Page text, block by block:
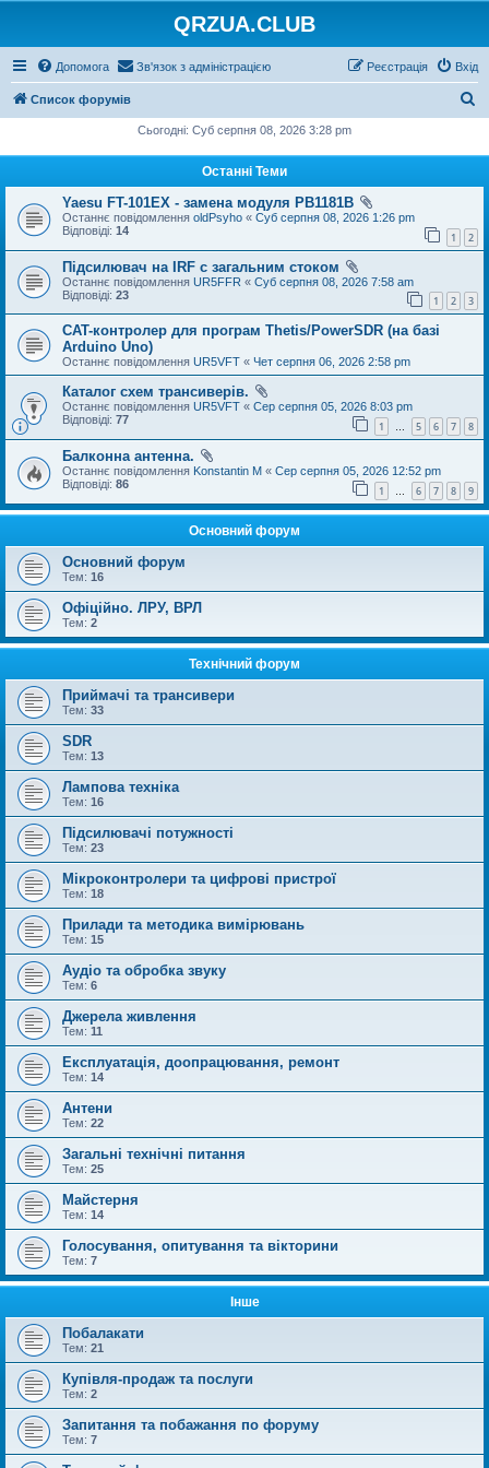
QRZUA.CLUB
Допомога Зв'язок з адміністрацією Вхід
Реєстрація
Список форумів
Сьогодні: Суб серпня 08, 2026 3:28 pm
Останні Теми
Yaesu FT-101EX - замена модуля PB1181B
Останнє повідомлення oldPsyho « Суб серпня 08, 2026 1:26 pm
Відповіді: 14 1 2
Підсилювач на IRF с загальним стоком
Останнє повідомлення UR5FFR « Суб серпня 08, 2026 7:58 am
Відповіді: 23 1 2 3
CAT-контролер для програм Thetis/PowerSDR (на базі
Arduino Uno)
Останнє повідомлення UR5VFT « Чет серпня 06, 2026 2:58 pm
Каталог схем трансиверів.
Останнє повідомлення UR5VFT « Сер серпня 05, 2026 8:03 pm
Відповіді: 77 1 … 5 6 7 8
Балконна антенна.
Останнє повідомлення Konstantin M « Сер серпня 05, 2026 12:52 pm
Відповіді: 86 1 … 6 7 8 9
Основний форум
Основний форум
Тем: 16
Офіційно. ЛРУ, ВРЛ
Тем: 2
Технічний форум
Приймачі та трансивери
Тем: 33
SDR
Тем: 13
Лампова техніка
Тем: 16
Підсилювачі потужності
Тем: 23
Мікроконтролери та цифрові пристрої
Тем: 18
Прилади та методика вимірювань
Тем: 15
Аудіо та обробка звуку
Тем: 6
Джерела живлення
Тем: 11
Експлуатація, доопрацювання, ремонт
Тем: 14
Антени
Тем: 22
Загальні технічні питання
Тем: 25
Майстерня
Тем: 14
Голосування, опитування та вікторини
Тем: 7
Інше
Побалакати
Тем: 21
Купівля-продаж та послуги
Тем: 2
Запитання та побажання по форуму
Тем: 7